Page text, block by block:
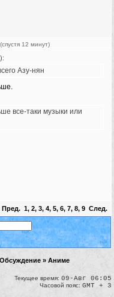
(спустя 12 минут)
Азу-нян
все-таки музыки или
Пред. 1, 2, 3, 4, 5, 6, 7, 8, 9 След.
Обсуждение » Аниме
Текущее время: 09-Авг 06:05
Часовой пояс: GMT + 3